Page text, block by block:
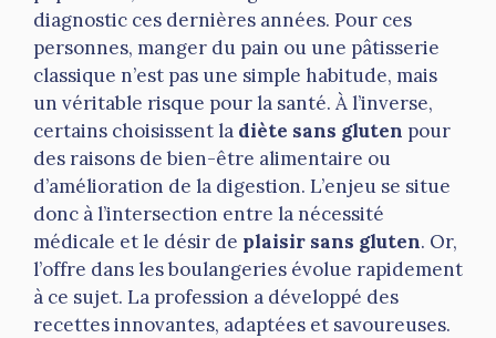
diagnostic ces dernières années. Pour ces
personnes, manger du pain ou une pâtisserie
classique n’est pas une simple habitude, mais
un véritable risque pour la santé. À l’inverse,
certains choisissent la diète sans gluten pour
des raisons de bien-être alimentaire ou
d’amélioration de la digestion. L’enjeu se situe
donc à l’intersection entre la nécessité
médicale et le désir de plaisir sans gluten. Or,
l’offre dans les boulangeries évolue rapidement
à ce sujet. La profession a développé des
recettes innovantes, adaptées et savoureuses.